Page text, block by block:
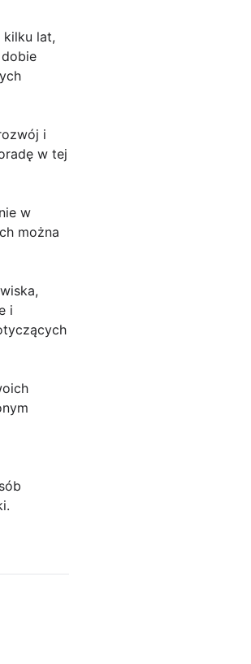
lat,
i
w tej
w
można
i